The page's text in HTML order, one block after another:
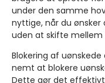
under den samme
nyttige, når du
uden at skifte mellem
Blokering af uønskede
nemt at blokere
Dette gør det